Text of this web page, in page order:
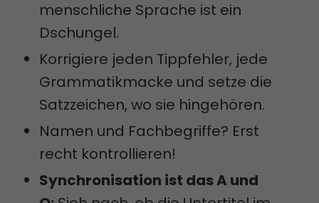
menschliche Sprache ist ein
Dschungel.
Korrigiere jeden Tippfehler, jede
Grammatikmacke und setze die
Satzzeichen, wo sie hingehören.
Namen und Fachbegriffe? Erst
recht kontrollieren!
Synchronisation ist das A und